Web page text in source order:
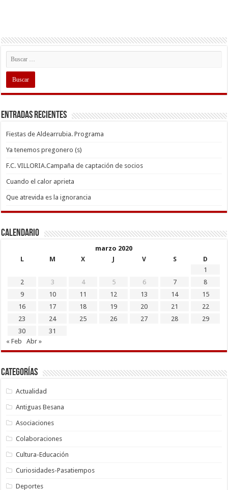
Entradas recientes
Fiestas de Aldearrubia. Programa
Ya tenemos pregonero (s)
F.C. VILLORIA.Campaña de captación de socios
Cuando el calor aprieta
Que atrevida es la ignorancia
Calendario
marzo 2020
L
M X J V S
D
1
2
3 4 5 6 7
8
9
10 11 12 13 14
15
16
17 18 19 20 21
22
23
24 25 26 27 28
29
30
31
« Feb
Abr »
Categorías
Actualidad
Antiguas Besana
Asociaciones
Colaboraciones
Cultura-Educación
Curiosidades-Pasatiempos
Deportes